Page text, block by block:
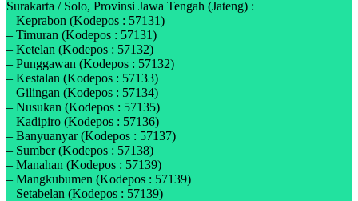
Surakarta / Solo, Provinsi Jawa Tengah (Jateng) :
– Keprabon (Kodepos : 57131)
– Timuran (Kodepos : 57131)
– Ketelan (Kodepos : 57132)
– Punggawan (Kodepos : 57132)
– Kestalan (Kodepos : 57133)
– Gilingan (Kodepos : 57134)
– Nusukan (Kodepos : 57135)
– Kadipiro (Kodepos : 57136)
– Banyuanyar (Kodepos : 57137)
– Sumber (Kodepos : 57138)
– Manahan (Kodepos : 57139)
– Mangkubumen (Kodepos : 57139)
– Setabelan (Kodepos : 57139)